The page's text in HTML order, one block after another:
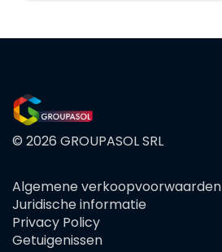
© 2026 GROUPASOL SRL
FOOTER
MENU
Algemene verkoopvoorwaarden
Juridische informatie
Privacy Policy
Getuigenissen